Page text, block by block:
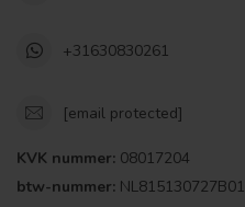
+31630830261
[email protected]
KVK nummer: 08017204
btw-nummer: NL815130727B01